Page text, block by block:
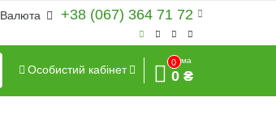
+38 (067) 364 71 72
Валюта
Особистий кабінет
0
Сума
0 ₴